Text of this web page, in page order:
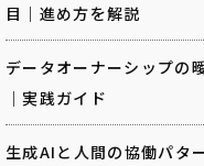
目｜進め方を解説
データオーナーシップの
｜実践ガイド
生成AIと人間の協働パタ